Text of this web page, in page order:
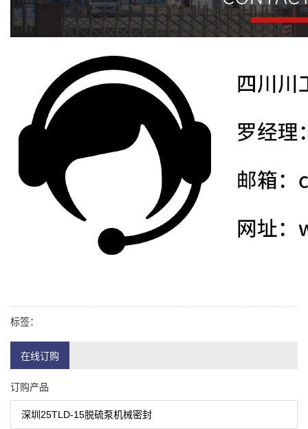
标签：
在线订购
订购产品